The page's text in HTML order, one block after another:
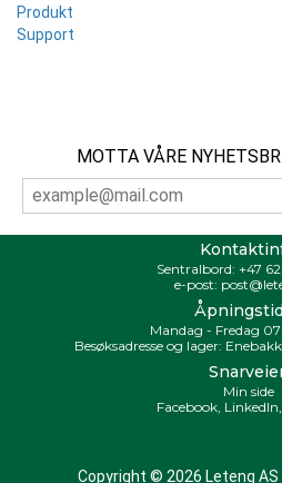
Produkt
Support
MOTTA VÅRE
Sentralbord: +47
e-post:
Mandag - Fredag
Besøksadresse og lager:
Min side
Facebook LinkedIn
Copyright © 2026 Leteng